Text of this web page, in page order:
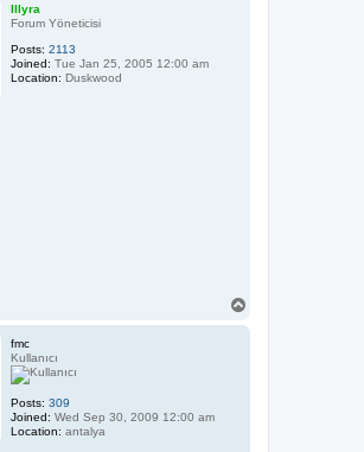
Illyra
Forum Yöneticisi
Posts: 2113
Joined: Tue Jan 25, 2005 12:00 am
Location: Duskwood
fmc
Kullanıcı
Posts: 309
Joined: Wed Sep 30, 2009 12:00 am
Location: antalya